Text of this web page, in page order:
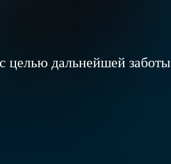
целью дальнейшей заботы